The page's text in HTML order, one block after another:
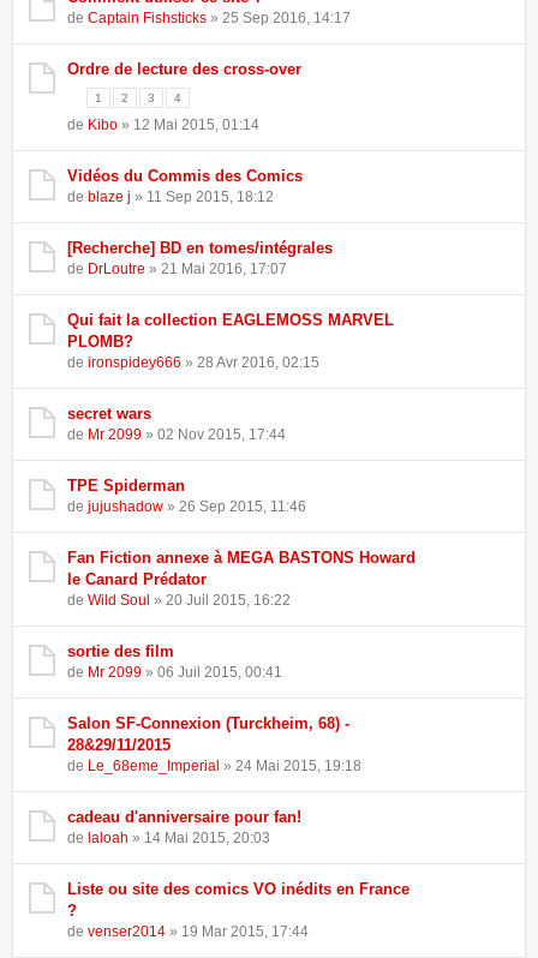
de Captain Fishsticks » 25 Sep 2016, 14:17
Ordre de lecture des cross-over
1 2 3 4
de Kibo » 12 Mai 2015, 01:14
Vidéos du Commis des Comics
de blaze j » 11 Sep 2015, 18:12
[Recherche] BD en tomes/intégrales
de DrLoutre » 21 Mai 2016, 17:07
Qui fait la collection EAGLEMOSS MARVEL
PLOMB?
de ironspidey666 » 28 Avr 2016, 02:15
secret wars
de Mr 2099 » 02 Nov 2015, 17:44
TPE Spiderman
de jujushadow » 26 Sep 2015, 11:46
Fan Fiction annexe à MEGA BASTONS Howard
le Canard Prédator
de Wild Soul » 20 Juil 2015, 16:22
sortie des film
de Mr 2099 » 06 Juil 2015, 00:41
Salon SF-Connexion (Turckheim, 68) -
28&29/11/2015
de Le_68eme_Imperial » 24 Mai 2015, 19:18
cadeau d'anniversaire pour fan!
de laloah » 14 Mai 2015, 20:03
Liste ou site des comics VO inédits en France
?
de venser2014 » 19 Mar 2015, 17:44